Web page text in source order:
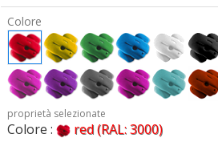
Colore
proprietà selezionate
Colore : red (RAL: 3000)